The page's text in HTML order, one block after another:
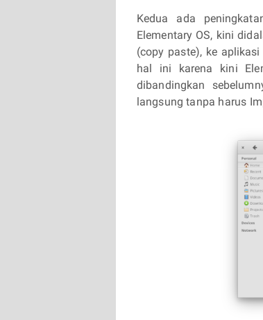
Kedua ada
Elementary OS, kini
(copy paste), ke
hal ini karena kini
dibandingkan
langsung tanpa harus